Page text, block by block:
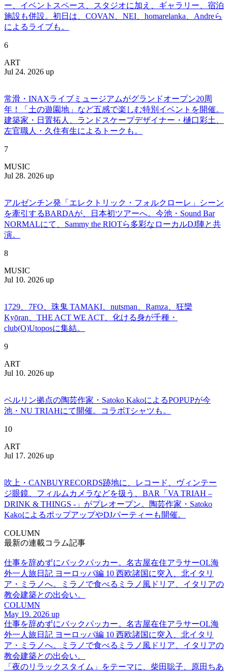
ー、イベントスペース、スタジオに加え、ギャラリー、宿泊
施設も併設。初日は、COVAN、NEI、homarelanka、Andreら
によるライブも。
6
ART
Jul 24. 2026 up
常滑・INAXライブミュージアムがグランドオープン20周
年！「土の遊園地」など五感で楽しむ特別イベントを開催。
建築家・日置拓人、ランドスケープデザイナー・樋口彩土、
左官職人・久住有生によるトークも。
7
MUSIC
Jul 28. 2026 up
アルゼンチン発「エレクトリック・フォルクローレ」シーン
を牽引するBARDAが、日本初ツアーへ。今池・Sound Bar
NORMALにて、Sammy the RIOTら多彩なローカルDJ陣と共
演。
8
MUSIC
Jul 10. 2026 up
1729、7FO、珠鬼 TAMAKI、nutsman、Ramza、狂欒
Kyōran、THE ACT WE ACT、化ける身が千種・
club(O)Utoposに集結。
9
ART
Jul 10. 2026 up
ベルリン拠点の陶芸作家・Satoko KakoによるPOPUPが今
池・NU TRIAHにて開催。コラボTシャツも。
10
ART
Jul 17. 2026 up
吹上・CANBUYRECORDS跡地に、レコード、ヴィンテー
ジ眼鏡、フィルムカメラなどを扱う、BAR「VA TRIAH –
DRINK & THINGS -」がプレオープン。陶芸作家・Satoko
KakoによるポップアップやDJパーティーも開催。
COLUMN
最新の連載コラム記事
仕事を辞めずにバックパッカー。名古屋在住アラサーOL海
外一人旅日記 ヨーロッパ編 10 西欧諸国に突入、北イタリ
ア・ミラノへ。ミラノで食べるミラノ風ドリア、イタリアの
教会建築との出会い。
COLUMN
May 19. 2026 up
仕事を辞めずにバックパッカー。名古屋在住アラサーOL海
外一人旅日記 ヨーロッパ編 10 西欧諸国に突入、北イタリ
ア・ミラノへ。ミラノで食べるミラノ風ドリア、イタリアの
教会建築との出会い。
「夜のリラックスタイム」をテーマに、柴田聡子、原田ちあ